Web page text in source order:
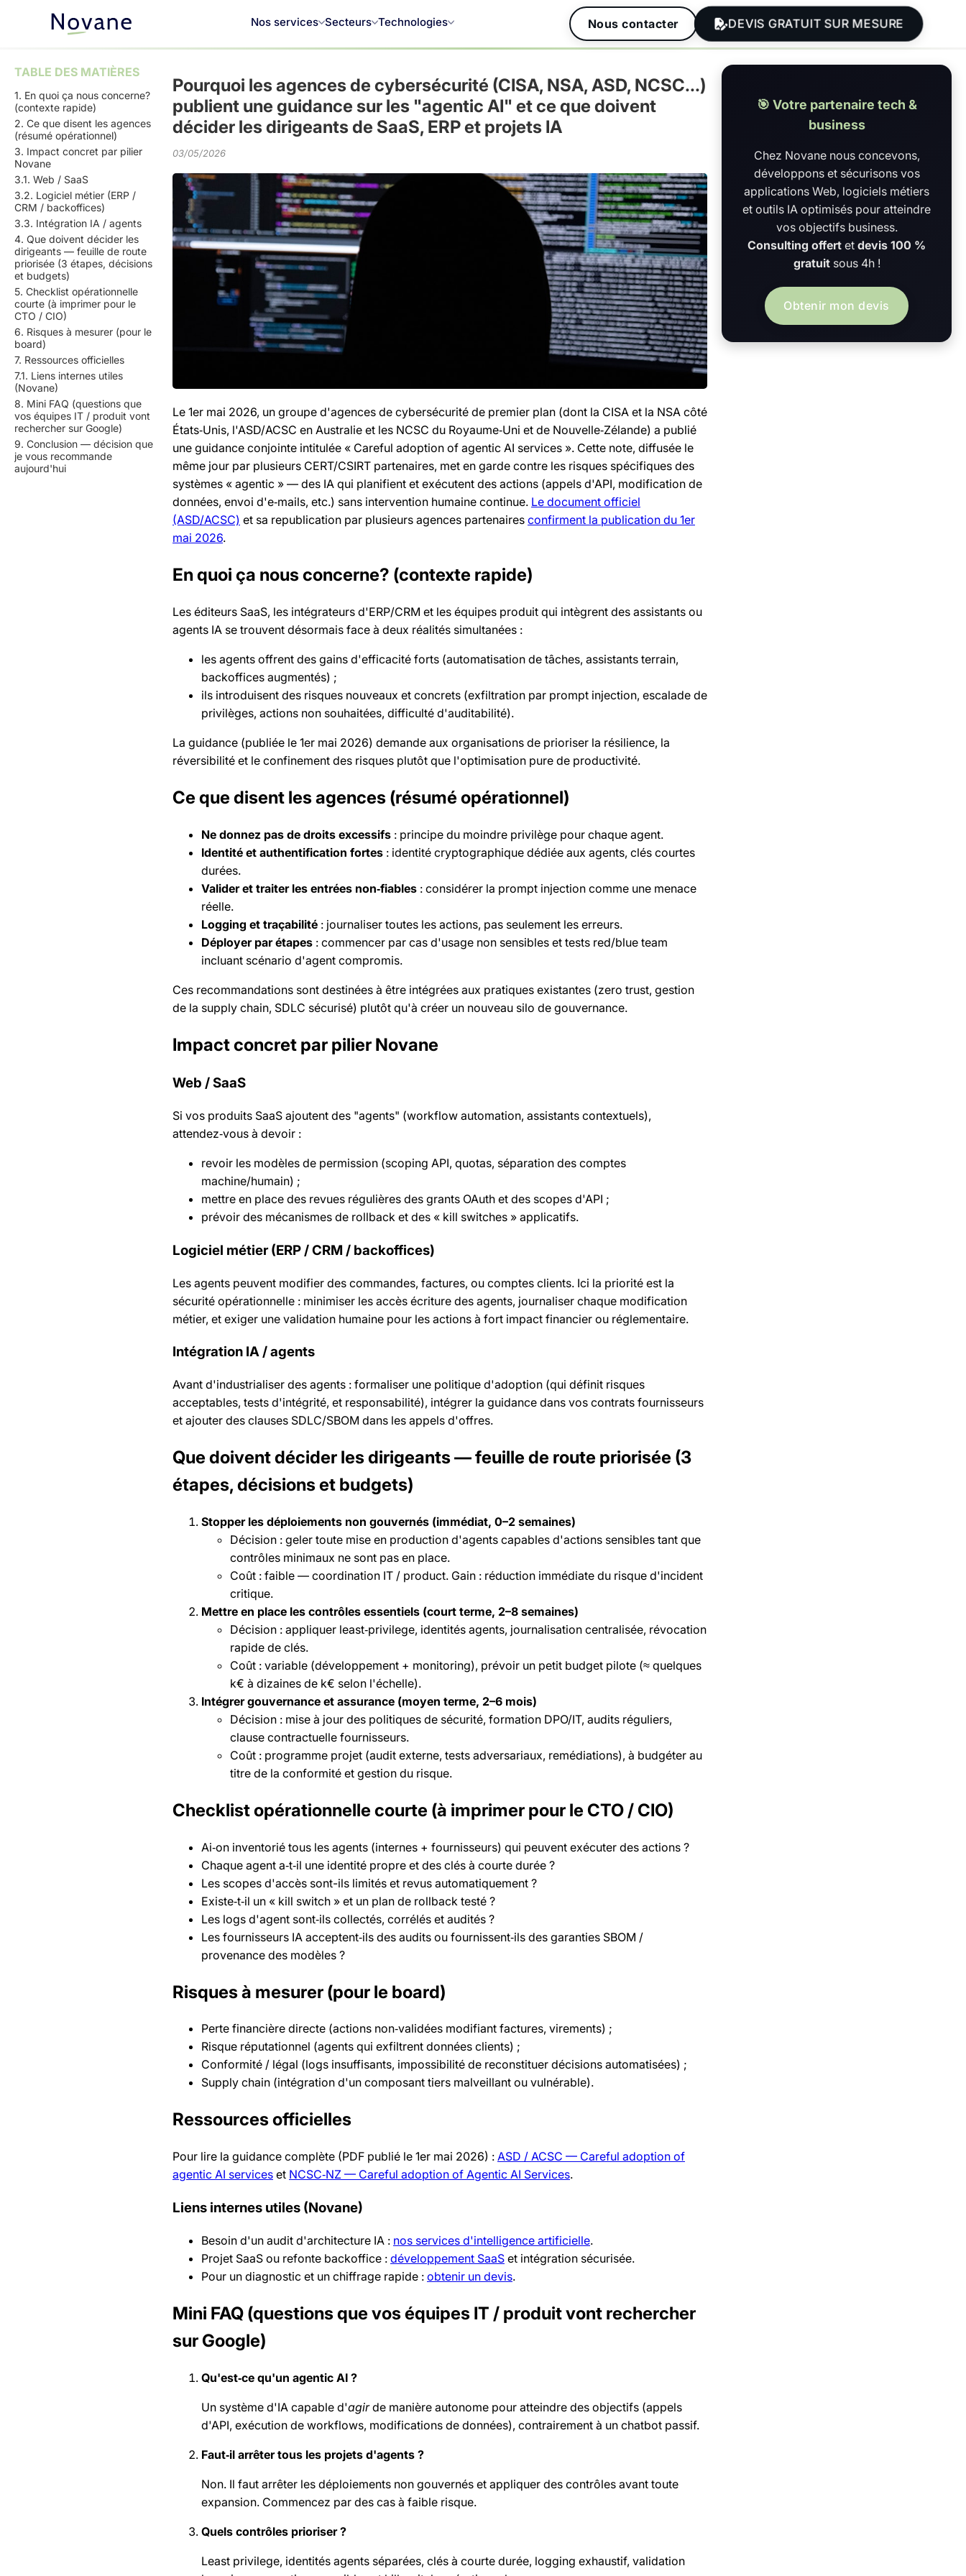
Nos services Secteurs Technologies Nous contacter DEVIS GRATUIT SUR MESURE
TABLE DES MATIÈRES
1. En quoi ça nous concerne?
(contexte rapide)
2. Ce que disent les agences
(résumé opérationnel)
3. Impact concret par pilier
Novane
3.1. Web / SaaS
3.2. Logiciel métier (ERP /
CRM / backoffices)
3.3. Intégration IA / agents
4. Que doivent décider les
dirigeants — feuille de route
priorisée (3 étapes, décisions
et budgets)
5. Checklist opérationnelle
courte (à imprimer pour le
CTO / CIO)
6. Risques à mesurer (pour le
board)
7. Ressources officielles
7.1. Liens internes utiles
(Novane)
8. Mini FAQ (questions que
vos équipes IT / produit vont
rechercher sur Google)
9. Conclusion — décision que
je vous recommande
aujourd'hui
Pourquoi les agences de cybersécurité (CISA, NSA, ASD, NCSC...)
publient une guidance sur les "agentic AI" et ce que doivent
décider les dirigeants de SaaS, ERP et projets IA
03/05/2026
Le 1er mai 2026, un groupe d'agences de cybersécurité de premier plan (dont la CISA et la NSA côté
États‑Unis, l'ASD/ACSC en Australie et les NCSC du Royaume‑Uni et de Nouvelle‑Zélande) a publié
une guidance conjointe intitulée « Careful adoption of agentic AI services ». Cette note, diffusée le
même jour par plusieurs CERT/CSIRT partenaires, met en garde contre les risques spécifiques des
systèmes « agentic » — des IA qui planifient et exécutent des actions (appels d'API, modification de
données, envoi d'e‑mails, etc.) sans intervention humaine continue. Le document officiel
(ASD/ACSC) et sa republication par plusieurs agences partenaires confirment la publication du 1er
mai 2026.
En quoi ça nous concerne? (contexte rapide)
Les éditeurs SaaS, les intégrateurs d'ERP/CRM et les équipes produit qui intègrent des assistants ou
agents IA se trouvent désormais face à deux réalités simultanées :
les agents offrent des gains d'efficacité forts (automatisation de tâches, assistants terrain,
backoffices augmentés) ;
ils introduisent des risques nouveaux et concrets (exfiltration par prompt injection, escalade de
privilèges, actions non souhaitées, difficulté d'auditabilité).
La guidance (publiée le 1er mai 2026) demande aux organisations de prioriser la résilience, la
réversibilité et le confinement des risques plutôt que l'optimisation pure de productivité.
Ce que disent les agences (résumé opérationnel)
Ne donnez pas de droits excessifs : principe du moindre privilège pour chaque agent.
Identité et authentification fortes : identité cryptographique dédiée aux agents, clés courtes
durées.
Valider et traiter les entrées non‑fiables : considérer la prompt injection comme une menace
réelle.
Logging et traçabilité : journaliser toutes les actions, pas seulement les erreurs.
Déployer par étapes : commencer par cas d'usage non sensibles et tests red/blue team
incluant scénario d'agent compromis.
Ces recommandations sont destinées à être intégrées aux pratiques existantes (zero trust, gestion
de la supply chain, SDLC sécurisé) plutôt qu'à créer un nouveau silo de gouvernance.
Impact concret par pilier Novane
Web / SaaS
Si vos produits SaaS ajoutent des "agents" (workflow automation, assistants contextuels),
attendez‑vous à devoir :
revoir les modèles de permission (scoping API, quotas, séparation des comptes
machine/humain) ;
mettre en place des revues régulières des grants OAuth et des scopes d'API ;
prévoir des mécanismes de rollback et des « kill switches » applicatifs.
Logiciel métier (ERP / CRM / backoffices)
Les agents peuvent modifier des commandes, factures, ou comptes clients. Ici la priorité est la
sécurité opérationnelle : minimiser les accès écriture des agents, journaliser chaque modification
métier, et exiger une validation humaine pour les actions à fort impact financier ou réglementaire.
Intégration IA / agents
Avant d'industrialiser des agents : formaliser une politique d'adoption (qui définit risques
acceptables, tests d'intégrité, et responsabilité), intégrer la guidance dans vos contrats fournisseurs
et ajouter des clauses SDLC/SBOM dans les appels d'offres.
Que doivent décider les dirigeants — feuille de route priorisée (3
étapes, décisions et budgets)
Stopper les déploiements non gouvernés (immédiat, 0–2 semaines)
Décision : geler toute mise en production d'agents capables d'actions sensibles tant que
contrôles minimaux ne sont pas en place.
Coût : faible — coordination IT / product. Gain : réduction immédiate du risque d'incident
critique.
Mettre en place les contrôles essentiels (court terme, 2–8 semaines)
Décision : appliquer least‑privilege, identités agents, journalisation centralisée, révocation
rapide de clés.
Coût : variable (développement + monitoring), prévoir un petit budget pilote (≈ quelques
k€ à dizaines de k€ selon l'échelle).
Intégrer gouvernance et assurance (moyen terme, 2–6 mois)
Décision : mise à jour des politiques de sécurité, formation DPO/IT, audits réguliers,
clause contractuelle fournisseurs.
Coût : programme projet (audit externe, tests adversariaux, remédiations), à budgéter au
titre de la conformité et gestion du risque.
Checklist opérationnelle courte (à imprimer pour le CTO / CIO)
Ai‑on inventorié tous les agents (internes + fournisseurs) qui peuvent exécuter des actions ?
Chaque agent a‑t‑il une identité propre et des clés à courte durée ?
Les scopes d'accès sont-ils limités et revus automatiquement ?
Existe‑t‑il un « kill switch » et un plan de rollback testé ?
Les logs d'agent sont‑ils collectés, corrélés et audités ?
Les fournisseurs IA acceptent‑ils des audits ou fournissent‑ils des garanties SBOM /
provenance des modèles ?
Risques à mesurer (pour le board)
Perte financière directe (actions non‑validées modifiant factures, virements) ;
Risque réputationnel (agents qui exfiltrent données clients) ;
Conformité / légal (logs insuffisants, impossibilité de reconstituer décisions automatisées) ;
Supply chain (intégration d'un composant tiers malveillant ou vulnérable).
Ressources officielles
Pour lire la guidance complète (PDF publié le 1er mai 2026) : ASD / ACSC — Careful adoption of
agentic AI services et NCSC‑NZ — Careful adoption of Agentic AI Services.
Liens internes utiles (Novane)
Besoin d'un audit d'architecture IA : nos services d'intelligence artificielle.
Projet SaaS ou refonte backoffice : développement SaaS et intégration sécurisée.
Pour un diagnostic et un chiffrage rapide : obtenir un devis.
Mini FAQ (questions que vos équipes IT / produit vont rechercher
sur Google)
Qu'est‑ce qu'un agentic AI ?
Un système d'IA capable d'agirde manière autonome pour atteindre des objectifs (appels
d'API, exécution de workflows, modifications de données), contrairement à un chatbot passif.
Faut‑il arrêter tous les projets d'agents ?
Non. Il faut arrêter les déploiements non gouvernés et appliquer des contrôles avant toute
expansion. Commencez par des cas à faible risque.
Quels contrôles prioriser ?
Least privilege, identités agents séparées, clés à courte durée, logging exhaustif, validation
🎯 Votre partenaire tech &
business
Chez Novane nous concevons,
développons et sécurisons vos
applications Web, logiciels métiers
et outils IA optimisés pour atteindre
vos objectifs business.
Consulting offert et devis 100 %
gratuitsous 4h !
Obtenir mon devis